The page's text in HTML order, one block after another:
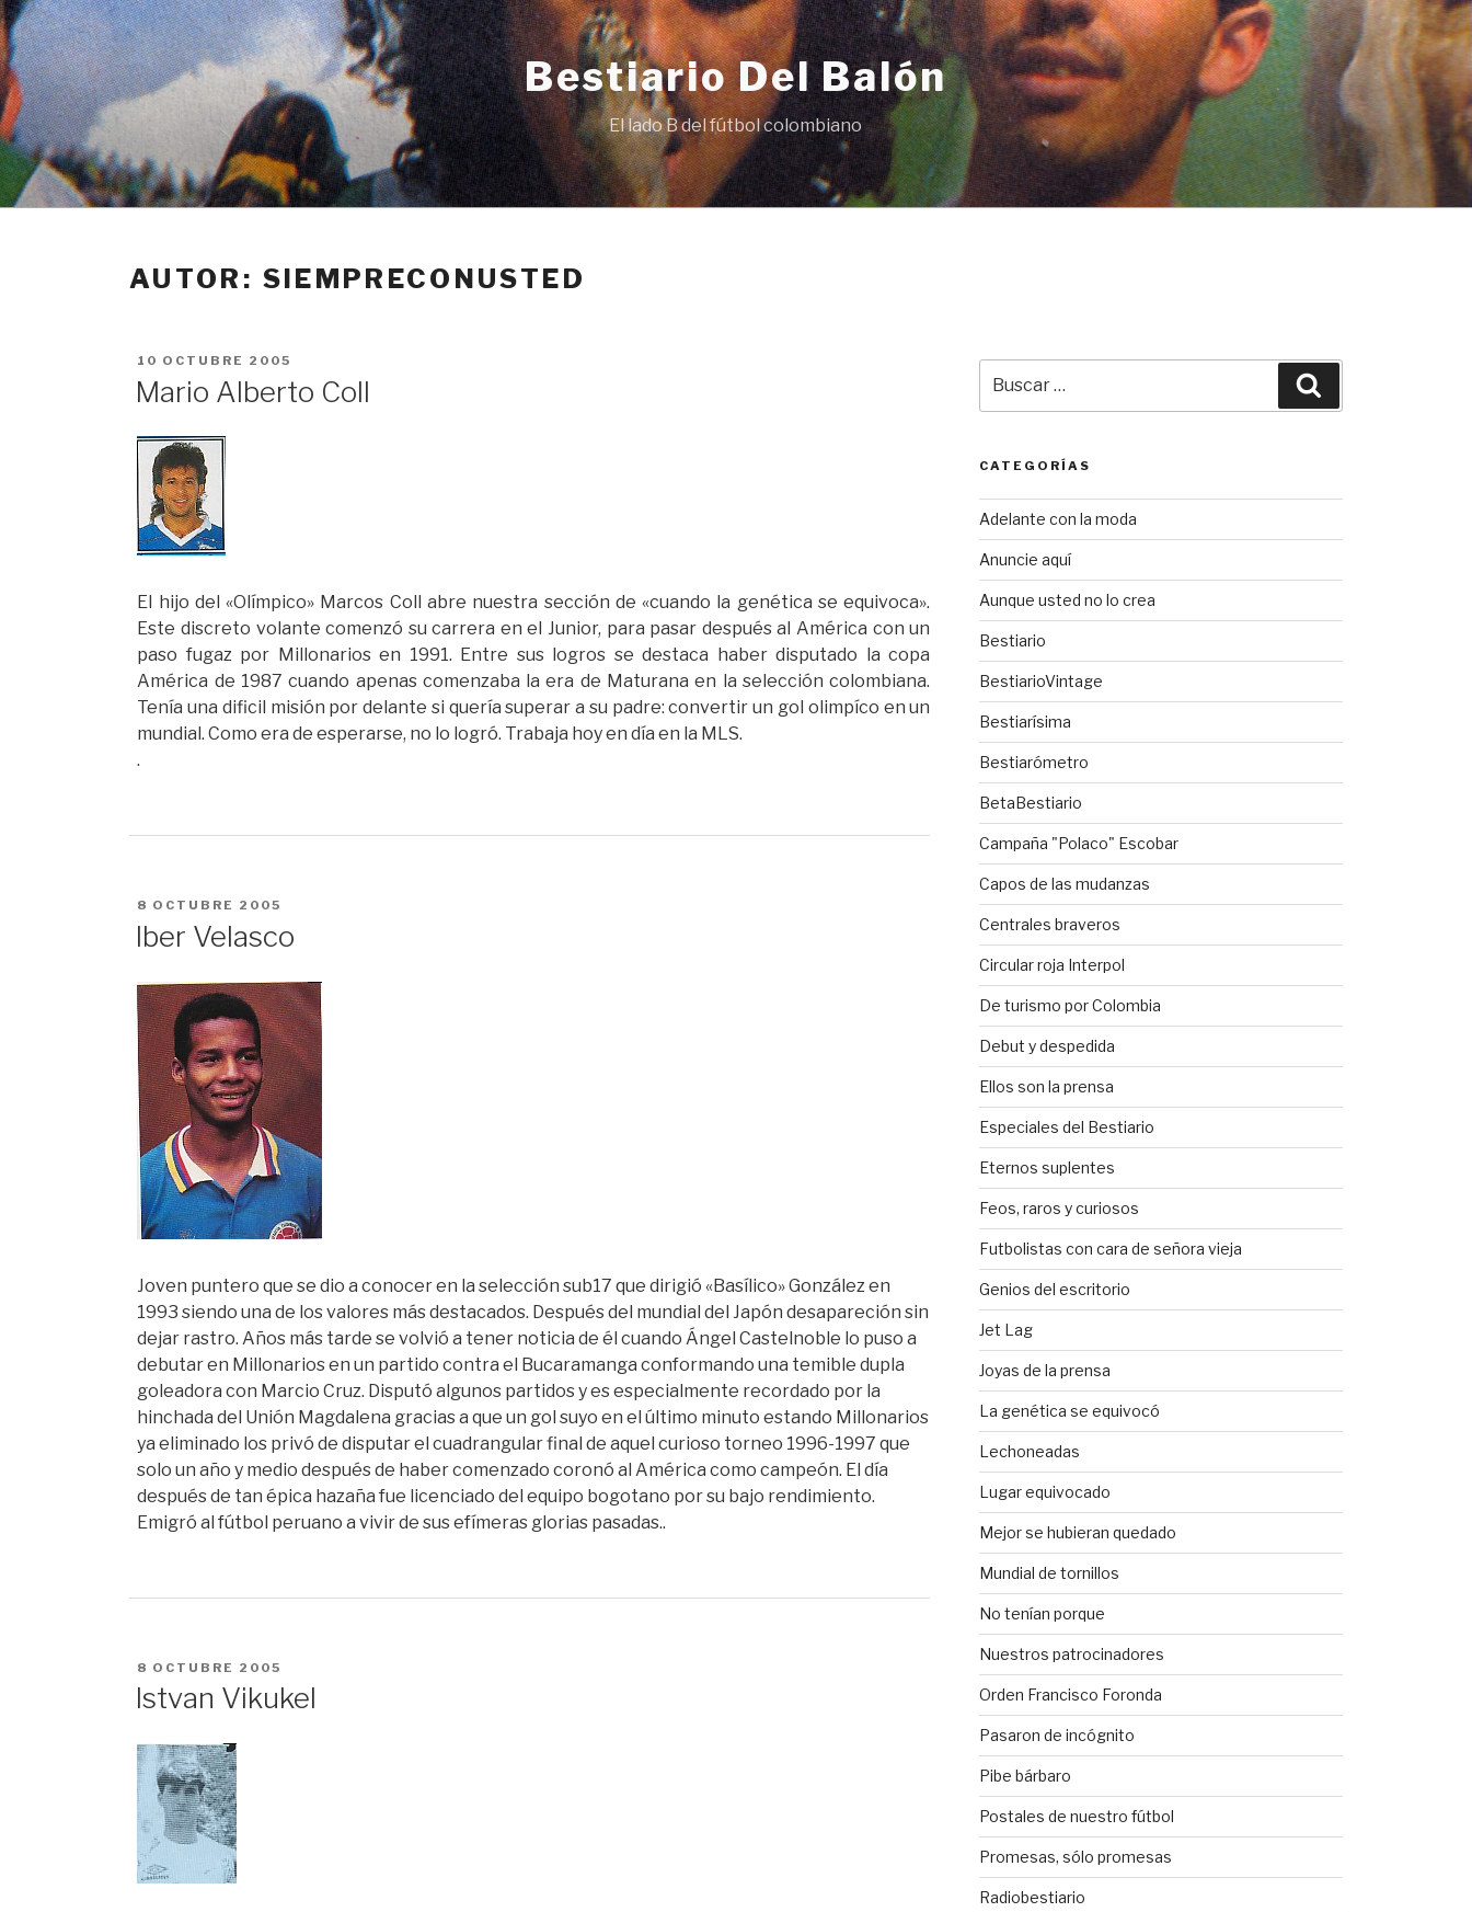
Ir
al
contenido
Bestiario Del Balón
El lado B del fútbol colombiano
AUTOR: SIEMPRECONUSTED
PUBLICADO
EN
10 OCTUBRE 2005
Mario Alberto Coll
El hijo del «Olímpico» Marcos Coll abre nuestra sección de «cuando la genética se equivoca».
Este discreto volante comenzó su carrera en el Junior, para pasar después al América con un
paso fugaz por Millonarios en 1991. Entre sus logros se destaca haber disputado la copa
América de 1987 cuando apenas comenzaba la era de Maturana en la selección colombiana.
Tenía una dificil misión por delante si quería superar a su padre: convertir un gol olimpíco en un
mundial. Como era de esperarse, no lo logró. Trabaja hoy en día en la MLS.
.
PUBLICADO
EN
8 OCTUBRE 2005
Iber Velasco
Joven puntero que se dio a conocer en la selección sub17 que dirigió «Basílico» González en
1993 siendo una de los valores más destacados. Después del mundial del Japón desapareción sin
dejar rastro. Años más tarde se volvió a tener noticia de él cuando Ángel Castelnoble lo puso a
debutar en Millonarios en un partido contra el Bucaramanga conformando una temible dupla
goleadora con Marcio Cruz. Disputó algunos partidos y es especialmente recordado por la
hinchada del Unión Magdalena gracias a que un gol suyo en el último minuto estando Millonarios
ya eliminado los privó de disputar el cuadrangular final de aquel curioso torneo 1996-1997 que
solo un año y medio después de haber comenzado coronó al América como campeón. El día
después de tan épica hazaña fue licenciado del equipo bogotano por su bajo rendimiento.
Emigró al fútbol peruano a vivir de sus efímeras glorias pasadas..
PUBLICADO
EN
8 OCTUBRE 2005
Istvan Vikukel
por:
CATEGORÍAS
Adelante con la moda
Anuncie aquí
Aunque usted no lo crea
Bestiario
BestiarioVintage
Bestiarísima
Bestiarómetro
BetaBestiario
Campaña "Polaco" Escobar
Capos de las mudanzas
Centrales braveros
Circular roja Interpol
De turismo por Colombia
Debut y despedida
Ellos son la prensa
Especiales del Bestiario
Eternos suplentes
Feos, raros y curiosos
Futbolistas con cara de señora vieja
Genios del escritorio
Jet Lag
Joyas de la prensa
La genética se equivocó
Lechoneadas
Lugar equivocado
Mejor se hubieran quedado
Mundial de tornillos
No tenían porque
Nuestros patrocinadores
Orden Francisco Foronda
Pasaron de incógnito
Pibe bárbaro
Postales de nuestro fútbol
Promesas, sólo promesas
Radiobestiario